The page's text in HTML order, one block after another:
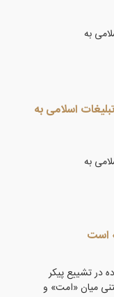
تبلیغات اسلامی به
حماسه خدمت ۲۴ ساعته دفتر تبلیغات اسلامی به
تبلیغات اسلامی به
است
در تشییع پیکر
میان «امت» و